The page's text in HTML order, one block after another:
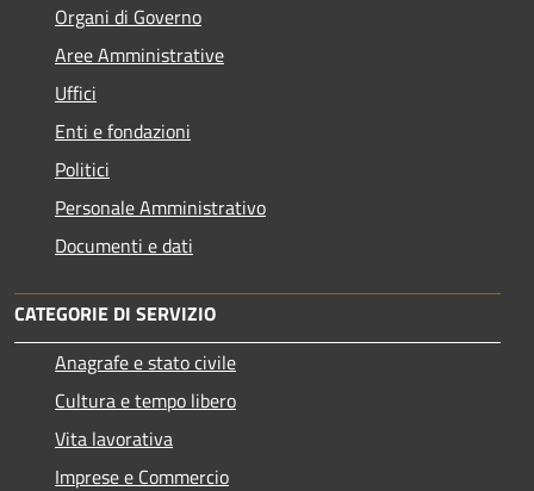
Organi di Governo
Aree Amministrative
Uffici
Enti e fondazioni
Politici
Personale Amministrativo
Documenti e dati
CATEGORIE DI SERVIZIO
Anagrafe e stato civile
Cultura e tempo libero
Vita lavorativa
Imprese e Commercio